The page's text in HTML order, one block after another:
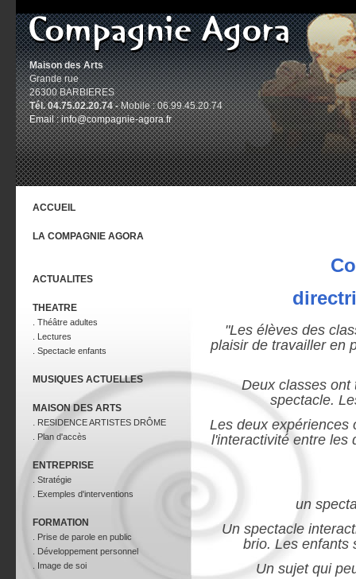
Maison des Arts
Grande rue
26300 BARBIERES
Tél. 04.75.02.20.74 -Mobile : 06.99.45.20.74
Email :info@compagnie-agora.fr
ACCUEIL
LA COMPAGNIE AGORA
ACTUALITES
THEATRE
. Théâtre adultes
. Lectures
. Spectacle enfants
MUSIQUES ACTUELLES
MAISON DES ARTS
. RESIDENCE ARTISTES DRÔME
. Plan d'accès
ENTREPRISE
. Stratégie
. Exemples d'interventions
FORMATION
. Prise de parole en public
. Développement personnel
. Image de soi
"Les élèves des
plaisir de travailler en
Deux classes ont
spectacle.
Les deux expériences
l'interactivité entre les
un
Un spectacle
brio. Les enfants
Un sujet qui